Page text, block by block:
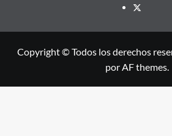
X
Copyright © Todos los derechos
por AF themes.